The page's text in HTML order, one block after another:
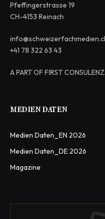
Pfeffingerstrasse 19
CH-4153 Reinach
+41 78 322 63 43
A PART OF FIRST
MEDIEN DATEN
Medien Daten_EN 2026
Medien Daten_DE 2026
Magazine